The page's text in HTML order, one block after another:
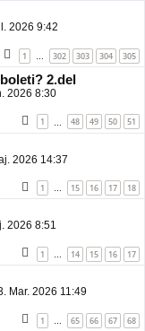
2026 9:42
1 302 303 304 305
2.del
2026 8:30
1 48 49 50 51
2026 14:37
1 … 15 16 17 18
2026 8:51
1 … 14 15 16 17
Mar. 2026 11:49
1 … 65 66 67 68